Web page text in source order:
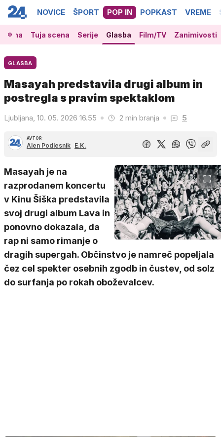
NOVICE ŠPORT POP IN POPKAST VREME
Tuja scena Serije Glasba Film/TV Zanimivosti
GLASBA
Masayah predstavila drugi album in
postregla s pravim spektaklom
Ljubljana, 10. 05. 2026 16.55 2 min branja 5
AVTOR:
Alen Podlesnik E.K.
Masayah je na
razprodanem koncertu
v Kinu Šiška predstavila
svoj drugi album Lava in
ponovno dokazala, da
rap ni samo rimanje o
dragih supergah. Občinstvo je namreč popeljala
čez cel spekter osebnih zgodb in čustev, od solz
do surfanja po rokah oboževalcev.